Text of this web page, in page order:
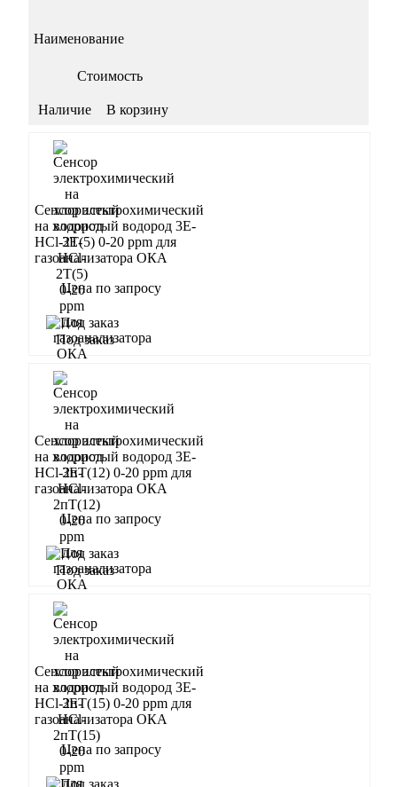
Наименование
Стоимость
Наличие В корзину
Сенсор электрохимический
на хлористый водород 3Е-
HCl-2T(5) 0-20 ppm для
газоанализатора ОКА
Цена по запросу
Под заказ
Сенсор электрохимический
на хлористый водород 3Е-
HCl-2пT(12) 0-20 ppm для
газоанализатора ОКА
Цена по запросу
Под заказ
Сенсор электрохимический
на хлористый водород 3Е-
HCl-2пT(15) 0-20 ppm для
газоанализатора ОКА
Цена по запросу